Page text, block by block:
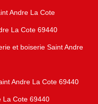
Andre La Cote
La Cote 69440
et boiserie Saint Andre
Andre La Cote 69440
La Cote 69440